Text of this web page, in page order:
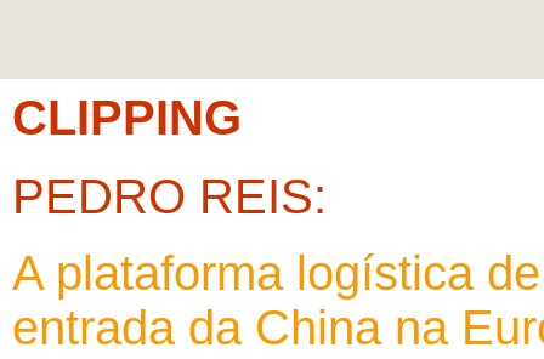
CLIPPING
PEDRO REIS:
A plataforma logística
entrada da China na